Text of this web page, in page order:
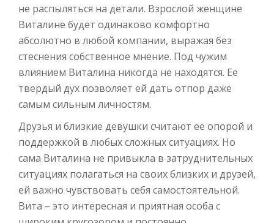
не распыляться на детали. Взрослой женщине
Виталине будет одинаково комфортно
абсолютно в любой компании, выражая без
стеснения собственное мнение. Под чужим
влиянием Виталина никогда не находятся. Ее
твердый дух позволяет ей дать отпор даже
самым сильным личностям.
Друзья и близкие девушки считают ее опорой и
поддержкой в любых сложных ситуациях. Но
сама Виталина не привыкла в затруднительных
ситуациях полагаться на своих близких и друзей,
ей важно чувствовать себя самостоятельной.
Вита – это интересная и приятная особа с